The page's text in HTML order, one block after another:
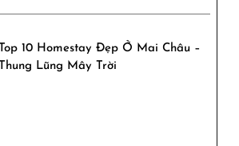
Top 10 Homestay Đẹp Ở Mai Châu –
Thung Lũng Mây Trời